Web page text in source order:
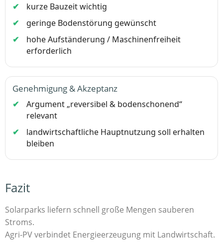
kurze Bauzeit wichtig
geringe Bodenstörung gewünscht
hohe Aufständerung / Maschinenfreiheit
erforderlich
Genehmigung & Akzeptanz
Argument „reversibel & bodenschonend“
relevant
landwirtschaftliche Hauptnutzung soll erhalten
bleiben
Fazit
Solarparks liefern schnell große Mengen sauberen
Stroms.
Agri-PV verbindet Energieerzeugung mit Landwirtschaft.